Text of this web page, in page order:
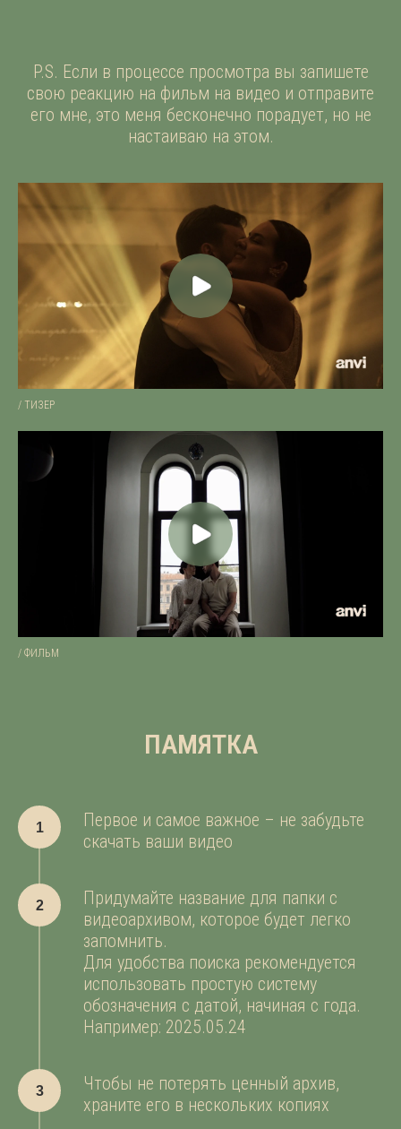
P.S. Если в процессе просмотра вы запишете
свою реакцию на фильм на видео и отправите
его мне, это меня бесконечно порадует, но не
настаиваю на этом.
/ ТИЗЕР
/ ФИЛЬМ
ПАМЯТКА
Первое и самое важное – не забудьте
скачать ваши видео
Придумайте название для папки с
видеоархивом, которое будет легко
запомнить.
Для удобства поиска рекомендуется
использовать простую систему
обозначения с датой, начиная с года.
Например: 2025.05.24
Чтобы не потерять ценный архив,
храните его в нескольких копиях
СЛЕДИТЕ ЗА НОВЫМИ